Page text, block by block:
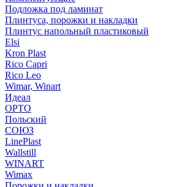
Подложка под ламинат
Плинтуса, порожки и накладки
Плинтус напольный пластиковый
Elsi
Kron Plast
Rico Capri
Rico Leo
Wimar, Winart
Идеал
ОРТО
Польский
СОЮЗ
LinePlast
Wallstill
WINART
Wimax